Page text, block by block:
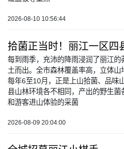
2026-08-10 10:56:44
拾菌正当时！丽江一区四
每到雨季，充沛的降雨浸润了丽江
土而出。全市森林覆盖率高，立体山
每年6至10月，正是上山拾菌、品味
县山林环境各不相同，产出的野生
和游客进山体验的采菌
2026-08-09 20:04:00